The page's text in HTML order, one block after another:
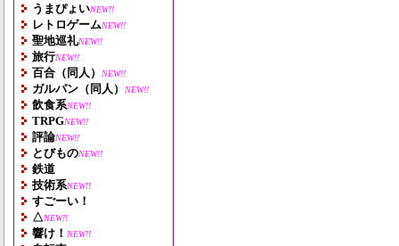
うまぴょいNEW!!
レトロゲームNEW!!
聖地巡礼NEW!!
旅行NEW!!
百合（同人） NEW!!
ガルパン（同人） NEW!!
飲食系NEW!!
TRPGNEW!!
評論NEW!!
とびものNEW!!
鉄道
技術系NEW!!
すごーい！
△NEW!!
響け！ NEW!!